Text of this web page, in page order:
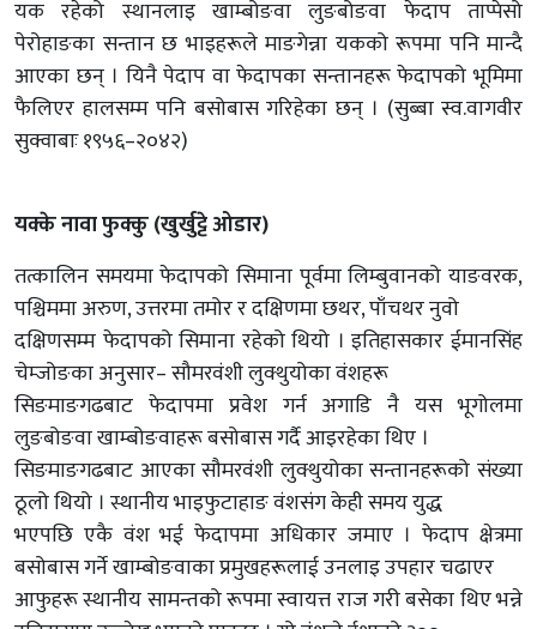
यक रहेको स्थानलाइ खाम्बोङवा लुङबोङवा फेदाप ताप्पेसो
पेरोहाङका सन्तान छ भाइहरूले माङगेन्ना यकको रूपमा पनि मान्दै
आएका छन् । यिनै पेदाप वा फेदापका सन्तानहरू फेदापको भूमिमा
फैलिएर हालसम्म पनि बसोबास गरिहेका छन् । (सुब्बा स्व.वागवीर
सुक्वाबाः १९५६–२०४२)
यक्के नावा फुक्कु (खुर्खुट्टे ओडार)
तत्कालिन समयमा फेदापको सिमाना पूर्वमा लिम्बुवानको याङवरक,
पश्चिममा अरुण, उत्तरमा तमोर र दक्षिणमा छथर, पाँचथर नुवो
दक्षिणसम्म फेदापको सिमाना रहेको थियो । इतिहासकार ईमानसिंह
चेम्जोङका अनुसार– सौमरवंशी लुक्थुयोका वंशहरू
सिङमाङगढबाट फेदापमा प्रवेश गर्न अगाडि नै यस भूगोलमा
लुङबोङवा खाम्बोङवाहरू बसोबास गर्दै आइरहेका थिए ।
सिङमाङगढबाट आएका सौमरवंशी लुक्थुयोका सन्तानहरूको संख्या
ठूलो थियो । स्थानीय भाइफुटाहाङ वंशसंग केही समय युद्ध
भएपछि एकै वंश भई फेदापमा अधिकार जमाए । फेदाप क्षेत्रमा
बसोबास गर्ने खाम्बोङवाका प्रमुखहरूलाई उनलाइ उपहार चढाएर
आफुहरू स्थानीय सामन्तको रूपमा स्वायत्त राज गरी बसेका थिए भन्ने